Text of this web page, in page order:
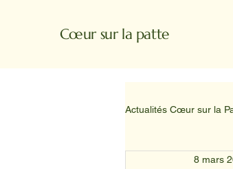
Cœur sur la patte
Actualités Cœur sur la
8 mars